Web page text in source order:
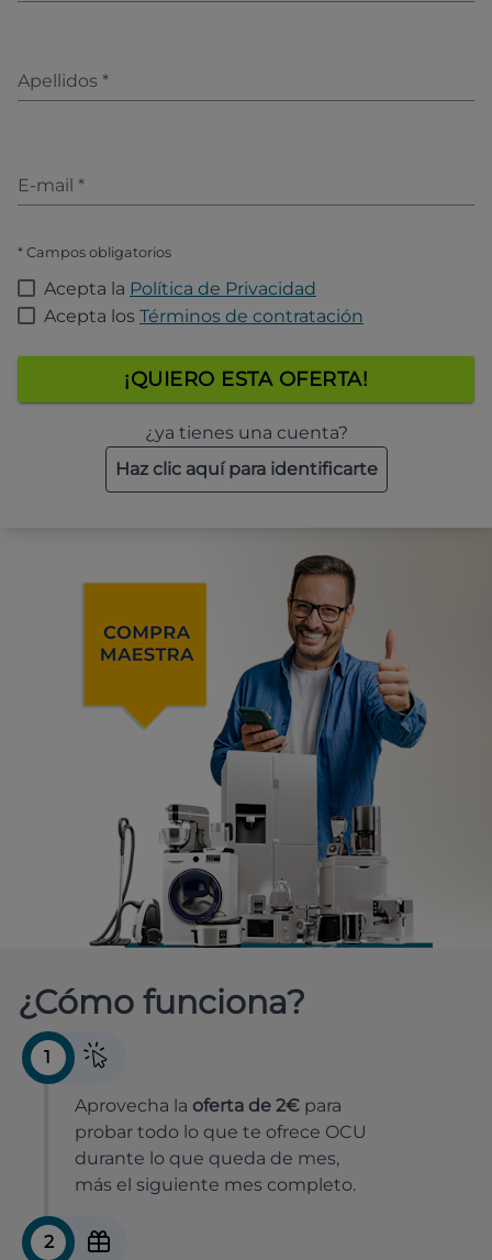
Apellidos *
E-mail *
* Campos obligatorios
Acepta la Política de Privacidad
Acepta los Términos de contratación
¡QUIERO ESTA OFERTA!
¿ya tienes una cuenta?
Haz clic aquí para identificarte
¿Cómo funciona?
1
Aprovecha la oferta de 2€ para
probar todo lo que te ofrece OCU
durante lo que queda de mes,
más el siguiente mes completo.
2